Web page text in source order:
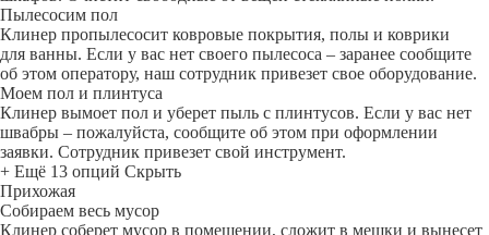
Пылесосим пол
Клинер пропылесосит ковровые покрытия, полы и коврики
для ванны. Если у вас нет своего пылесоса – заранее сообщите
об этом оператору, наш сотрудник привезет свое оборудование.
Моем пол и плинтуса
Клинер вымоет пол и уберет пыль с плинтусов. Если у вас нет
швабры – пожалуйста, сообщите об этом при оформлении
заявки. Сотрудник привезет свой инструмент.
+ Ещё 13 опций Скрыть
Прихожая
Собираем весь мусор
Клинер соберет мусор в помещении, сложит в мешки и вынесет